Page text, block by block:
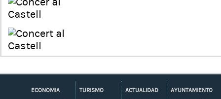
AYUNTAMIENTO
ACTUALIDAD
TURISMO
ECONOMIA